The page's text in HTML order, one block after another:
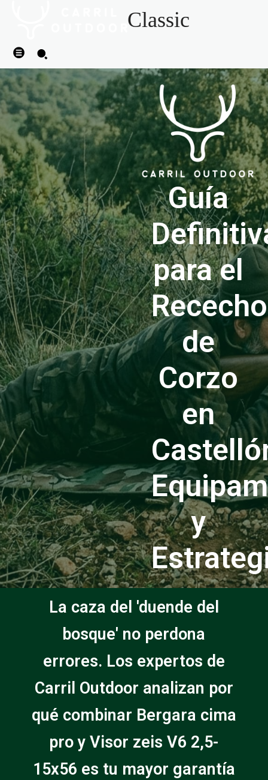
Classic
Guía
para el
Rececho
de
Corzo
en
y
La caza del 'duende del
bosque' no perdona
errores. Los expertos de
Carril Outdoor analizan por
qué combinar Bergara cima
pro y Visor zeis V6 2,5-
15x56 es tu mayor garantía